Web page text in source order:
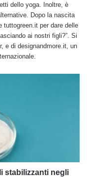
dello yoga. Inoltre, è
Dopo la nascita
tuttogreen.it per dare delle
ai nostri figli?”. Si
e di designandmore.it, un
stabilizzanti negli